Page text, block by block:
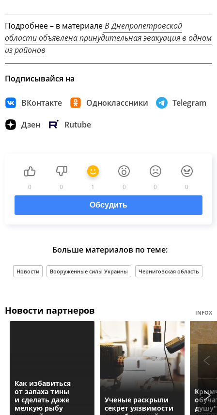
Подробнее – в материалеВ Днепропетровской
области объявлена принудительная эвакуация в одном
из районов
Подписывайся на
ВКонтакте Одноклассники Telegram
Дзен Rutube
0 0 1 0 0 0
Обсудить
Больше материалов по теме:
Новости Вооруженные силы Украины Черниговская область
Новости партнеров INFOX
Как избавиться
от запаха тины
и сделать даже
мелкую рыбу
Ученые раскрыли
секрет уязвимости